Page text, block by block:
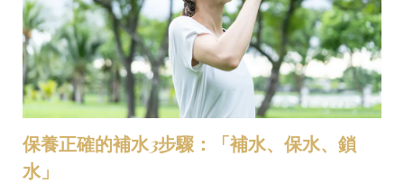
保養正確的補水3步驟：
「補水、保水、鎖
水」